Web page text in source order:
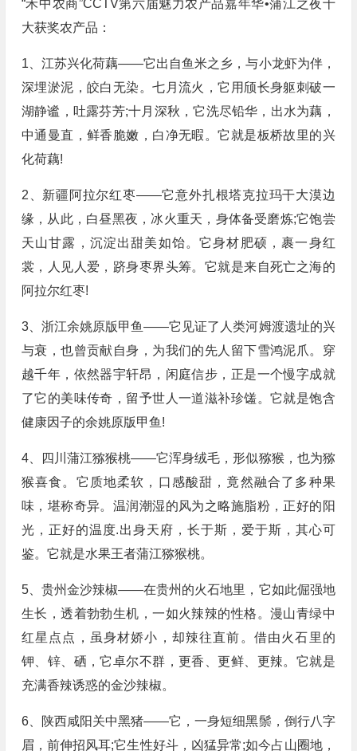
“禾中农商”CCTV第六届魅力农产品嘉年华•蒲江之夜十
大获奖农产品：
1、江苏兴化荷藕——它出自鱼米之乡，与小龙虾为伴，
深埋淤泥，皎白无染。七月流火，它用颀长身躯刺破一
湖静谧，吐露芬芳;十月深秋，它洗尽铅华，出水为藕，
中通曼直，鲜香脆嫩，白净无暇。它就是板桥故里的兴
化荷藕!
2、新疆阿拉尔红枣——它意外扎根塔克拉玛干大漠边
缘，从此，白昼黑夜，冰火重天，身体备受磨炼;它饱尝
天山甘露，沉淀出甜美如饴。它身材肥硕，裹一身红
裳，人见人爱，跻身枣界头筹。它就是来自死亡之海的
阿拉尔红枣!
3、浙江余姚原版甲鱼——它见证了人类河姆渡遗址的兴
与衰，也曾贡献自身，为我们的先人留下雪鸿泥爪。穿
越千年，依然器宇轩昂，闲庭信步，正是一个慢字成就
了它的美味传奇，留予世人一道滋补珍馐。它就是饱含
健康因子的余姚原版甲鱼!
4、四川蒲江猕猴桃——它浑身绒毛，形似猕猴，也为猕
猴喜食。它质地柔软，口感酸甜，竟然融合了多种果
味，堪称奇异。温润潮湿的风为之略施脂粉，正好的阳
光，正好的温度.出身天府，长于斯，爱于斯，其心可
鉴。它就是水果王者蒲江猕猴桃。
5、贵州金沙辣椒——在贵州的火石地里，它如此倔强地
生长，透着勃勃生机，一如火辣辣的性格。漫山青绿中
红星点点，虽身材娇小，却辣往直前。借由火石里的
钾、锌、硒，它卓尔不群，更香、更鲜、更辣。它就是
充满香辣诱惑的金沙辣椒。
6、陕西咸阳关中黑猪——它，一身短细黑鬃，倒行八字
眉，前伸招风耳;它生性好斗，凶猛异常;如今占山圈地，